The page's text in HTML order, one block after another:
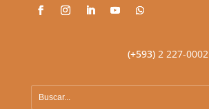
(+593)2 227-0002